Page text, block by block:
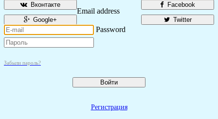
Facebook
Вконтакте
Twitter
Google+
Email address
Password
Забыли пароль?
Войти
Регистрация